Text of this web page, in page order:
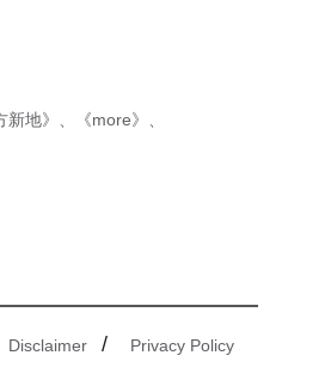
新地》 《more》
Disclaimer / Privacy Policy